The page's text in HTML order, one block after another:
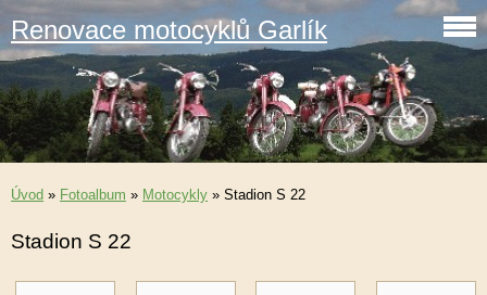
Renovace motocyklů Garlík
Úvod » Fotoalbum » Motocykly » Stadion S 22
Stadion S 22